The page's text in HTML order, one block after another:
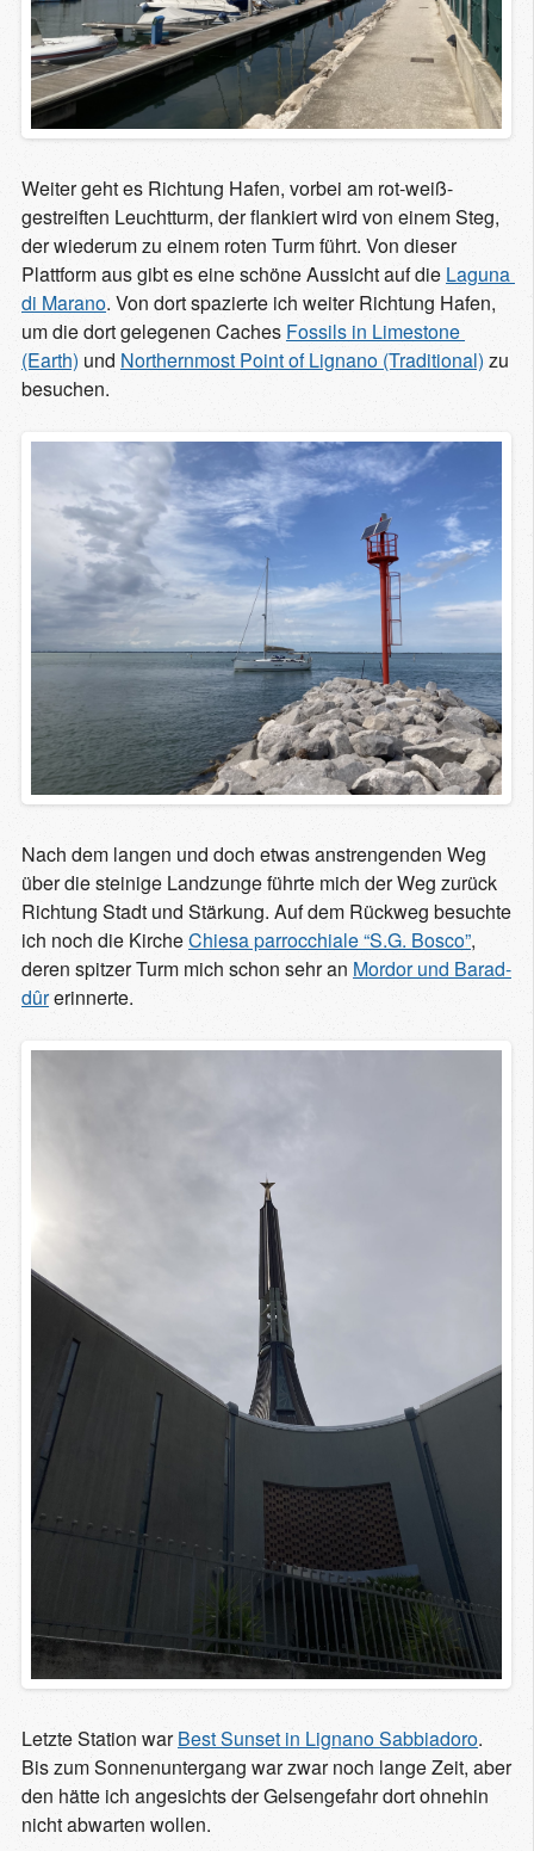
Weiter geht es Richtung Hafen, vorbei am rot-weiß-
gestreiften Leuchtturm, der flankiert wird von einem Steg,
der wiederum zu einem roten Turm führt. Von dieser
Plattform aus gibt es eine schöne Aussicht auf die Laguna
di Marano. Von dort spazierte ich weiter Richtung Hafen,
um die dort gelegenen Caches Fossils in Limestone
(Earth) und Northernmost Point of Lignano (Traditional) zu
besuchen.
Nach dem langen und doch etwas anstrengenden Weg
über die steinige Landzunge führte mich der Weg zurück
Richtung Stadt und Stärkung. Auf dem Rückweg besuchte
ich noch die KircheChiesa parrocchiale “S.G. Bosco”,
deren spitzer Turm mich schon sehr an Mordor und Barad-
dûrerinnerte.
Letzte Station warBest Sunset in Lignano Sabbiadoro.
Bis zum Sonnenuntergang war zwar noch lange Zeit, aber
den hätte ich angesichts der Gelsengefahr dort ohnehin
nicht abwarten wollen.